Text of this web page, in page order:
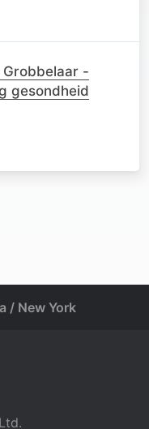
Grobbelaar -
gesondheid
/ New York